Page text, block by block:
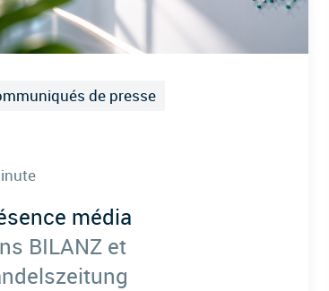
de presse
média
BILANZ et